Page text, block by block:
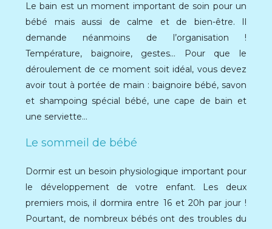
Le bain est un moment important de soin pour un
bébé mais aussi de calme et de bien-être. Il
demande néanmoins de l’organisation !
Température, baignoire, gestes… Pour que le
déroulement de ce moment soit idéal, vous devez
avoir tout à portée de main : baignoire bébé, savon
et shampoing spécial bébé, une cape de bain et
une serviette…
Le sommeil de bébé
Dormir est un besoin physiologique important pour
le développement de votre enfant. Les deux
premiers mois, il dormira entre 16 et 20h par jour !
Pourtant, de nombreux bébés ont des troubles du